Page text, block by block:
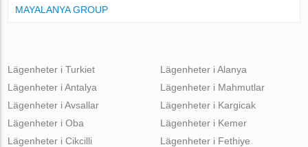
MAYALANYA GROUP
Lägenheter i Turkiet
Lägenheter i Antalya
Lägenheter i Avsallar
Lägenheter i Oba
Lägenheter i Cikcilli
Lägenheter i Alanya
Lägenheter i Mahmutlar
Lägenheter i Kargicak
Lägenheter i Kemer
Lägenheter i Fethiye